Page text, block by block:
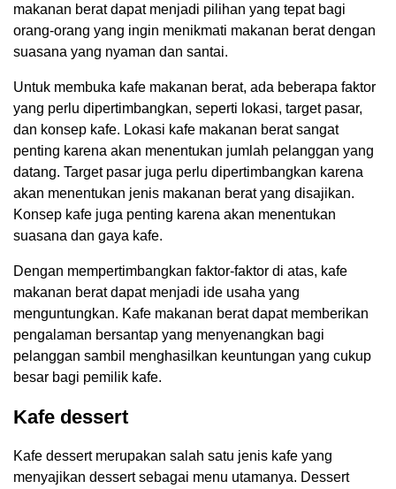
makanan berat dapat menjadi pilihan yang tepat bagi
orang-orang yang ingin menikmati makanan berat dengan
suasana yang nyaman dan santai.
Untuk membuka kafe makanan berat, ada beberapa faktor
yang perlu dipertimbangkan, seperti lokasi, target pasar,
dan konsep kafe. Lokasi kafe makanan berat sangat
penting karena akan menentukan jumlah pelanggan yang
datang. Target pasar juga perlu dipertimbangkan karena
akan menentukan jenis makanan berat yang disajikan.
Konsep kafe juga penting karena akan menentukan
suasana dan gaya kafe.
Dengan mempertimbangkan faktor-faktor di atas, kafe
makanan berat dapat menjadi ide usaha yang
menguntungkan. Kafe makanan berat dapat memberikan
pengalaman bersantap yang menyenangkan bagi
pelanggan sambil menghasilkan keuntungan yang cukup
besar bagi pemilik kafe.
Kafe dessert
Kafe dessert merupakan salah satu jenis kafe yang
menyajikan dessert sebagai menu utamanya. Dessert